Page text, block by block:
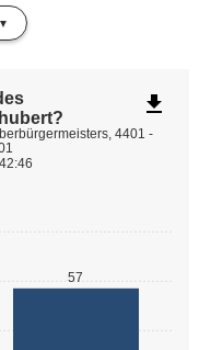
57
4401 -
file_download